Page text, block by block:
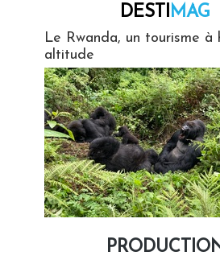
DESTIMAG
Le Rwanda, un tourisme à
altitude